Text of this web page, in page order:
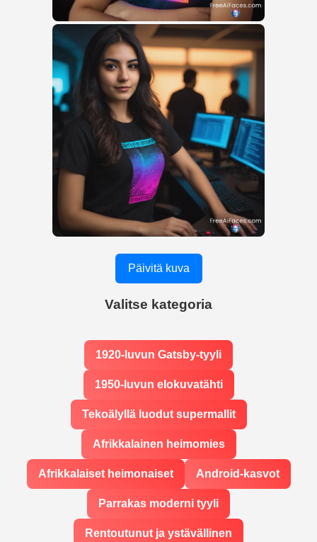
Päivitä kuva
Valitse kategoria
1920-luvun Gatsby-tyyli
1950-luvun elokuvatähti
Tekoälyllä luodut supermallit
Afrikkalainen heimomies
Afrikkalaiset heimonaiset Android-kasvot
Parrakas moderni tyyli
Rentoutunut ja ystävällinen